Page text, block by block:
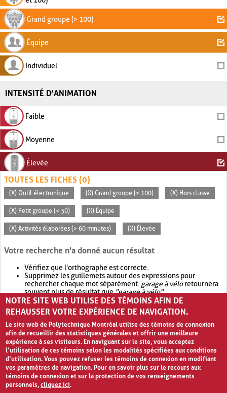
Grand groupe (> 100)
Équipe
Individuel
INTENSITÉ D'ANIMATION
Faible
Moyenne
Élevée
TOUTES LES FICHES (0)
(X) Outil électronique (X) Grand groupe (> 100) (X) Hors classe
(X) Petit groupe (< 30) (X) Équipe
(X) Activités élaborées (> 60 minutes) (X) Élevée
Votre recherche n'a donné aucun résultat
Vérifiez que l'orthographe est correcte.
Supprimez les guillemets autour des expressions pour
rechercher chaque mot séparément. garage à véloretournera
souvent plus de résultat que"garage à vélo".
Envisagez d'élargir votre recherche avec OR.garage OR vélo
retournera souvent plus de résultat quegarage à vélo
NOTRE SITE WEB UTILISE DES TÉMOINS AFIN DE
REHAUSSER VOTRE EXPÉRIENCE DE NAVIGATION.
Le site web de Polytechnique Montréal utilise des témoins de connexion
afin de recueillir des statistiques générales et offrir une meilleure
expérience à ses visiteurs. En naviguant sur le site, vous acceptez
l’utilisation de ces témoins selon les modalités spécifiées aux conditions
d’utilisation. Vous pouvez refuser les témoins de connexion en modifiant
vos paramètres de navigation. Pour en savoir plus sur le recours aux
témoins de connexion et sur la protection de vos renseignements
personnels,cliquez ici.